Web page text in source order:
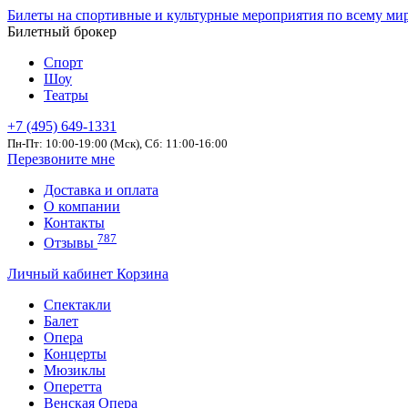
Билеты на спортивные и культурные мероприятия по всему
Билетный брокер
Спорт
Шоу
Театры
+7 (495) 649-1331
Пн-Пт: 10:00-19:00 (Мск), Сб: 11:00-16:00
Перезвоните мне
Доставка и оплата
О компании
Контакты
Отзывы 787
Личный кабинет Корзина
Спектакли
Балет
Опера
Концерты
Мюзиклы
Оперетта
Венская Опера